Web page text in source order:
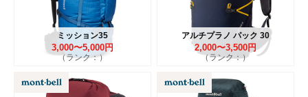
ミッション35
3,000〜5,000円
（ランク：）
アルチプラノ パック 30
2,000〜3,500円
（ランク：）